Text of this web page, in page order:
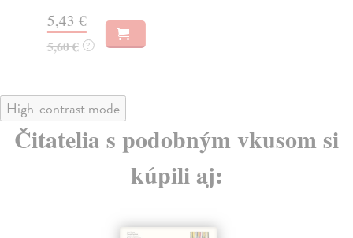
5,43 €
5,60 € ?
High-contrast mode
Čitatelia s podobným vkusom si
kúpili aj: